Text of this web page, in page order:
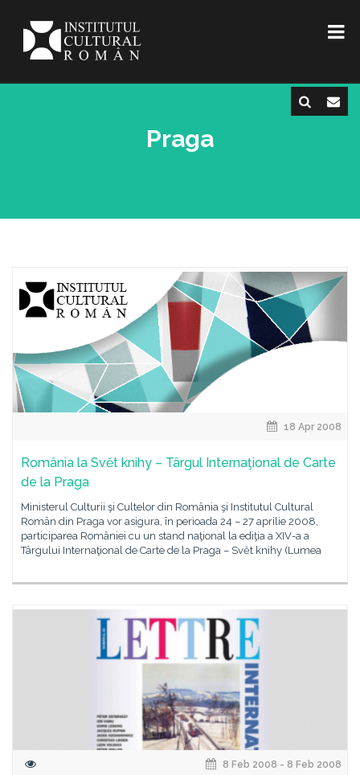
Praga
18 Apr 2008
România la Svět knihy – Târgul Internaţional de Carte
de la Praga
Ministerul Culturii şi Cultelor din România şi Institutul Cultural
Român din Praga vor asigura, în perioada 24 – 27 aprilie 2008,
participarea României cu un stand naţional la ediţia a XIV-a a
Târgului Internaţional de Carte de la Praga – Svět knihy (Lumea
8 Feb 2008 - 8 Feb 2008